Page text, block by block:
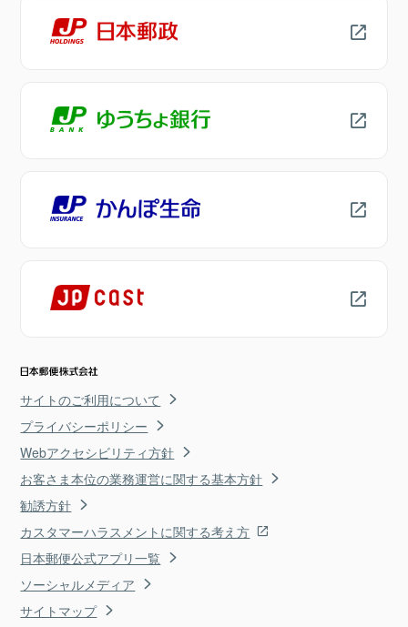
サイトのご利用について
プライバシーポリシー
Webアクセシビリティ方針
お客さま本位の業務運営に関する基本方針
勧誘方針
カスタマーハラスメントに関する考え方
日本郵便公式アプリ一覧
ソーシャルメディア
サイトマップ